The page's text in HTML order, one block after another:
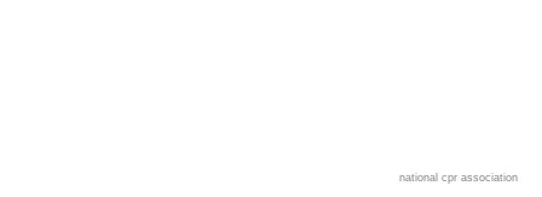
national cpr association